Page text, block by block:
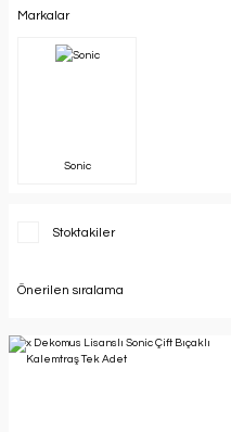
Markalar
Sonic
Stoktakiler